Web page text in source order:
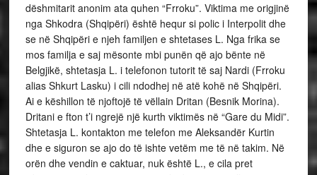
dëshmitarit anonim ata quhen “Frroku”. Viktima me origjinë
nga Shkodra (Shqipëri) është hequr si polic i Interpolit dhe
se në Shqipëri e njeh familjen e shtetases L. Nga frika se
mos familja e saj mësonte mbi punën që ajo bënte në
Belgjikë, shtetasja L. i telefonon tutorit të saj Nardi (Frroku
alias Shkurt Lasku) i cili ndodhej në atë kohë në Shqipëri.
Ai e këshillon të njoftojë të vëllain Dritan (Besnik Morina).
Dritani e fton t’i ngrejë një kurth viktimës në “Gare du Midi”.
Shtetasja L. kontakton me telefon me Aleksandër Kurtin
dhe e siguron se ajo do të ishte vetëm me të në takim. Në
orën dhe vendin e caktuar, nuk është L., e cila pret